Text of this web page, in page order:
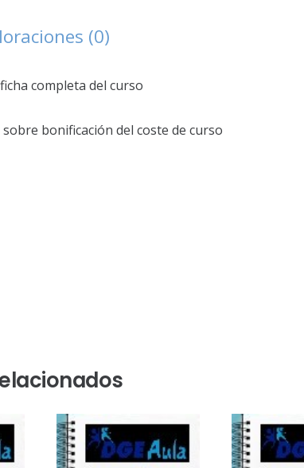
(0)
completa del curso
bonificación del coste de curso